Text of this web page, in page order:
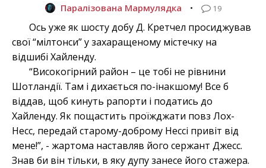
Паралізована Мармулядка • 19
Ось уже як шосту добу Д. Кретчел просиджував
свої “мілтонси” у захаращеному містечку на
відшибі Хайленду.
“Високогірний район – це тобі не рівнини
Шотландії. Там і дихається по-інакшому! Все б
віддав, щоб кинуть рапорти і податись до
Хайленду. Як пощастить проїжджати повз Лох-
Несс, передай старому-доброму Нессі привіт від
мене!”, - жартома наставляв його сержант Джесс.
Знав би він тільки, в яку дупу занесе його стажера.